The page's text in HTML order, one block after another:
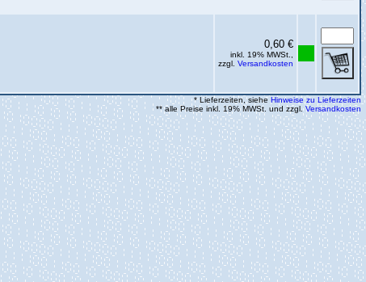
0,60 €
inkl. 19% MWSt.,
zzgl. Versandkosten
* Lieferzeiten, siehe Hinweise zu Lieferzeiten
** alle Preise inkl. 19% MWSt. und zzgl.Versandkosten